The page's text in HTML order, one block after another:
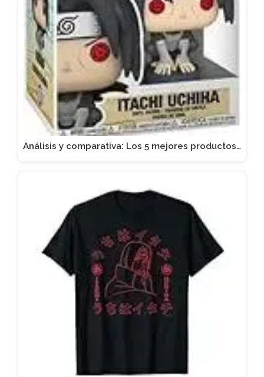
Análisis y comparativa: Los 5 mejores productos…